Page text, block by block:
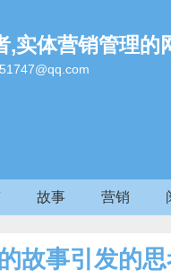
,实体营销管理的
故事 营销
故事引发的